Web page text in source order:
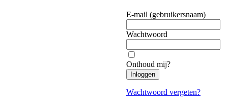
E-mail (gebruikersnaam)
Wachtwoord
Onthoud mij?
Inloggen
Wachtwoord vergeten?